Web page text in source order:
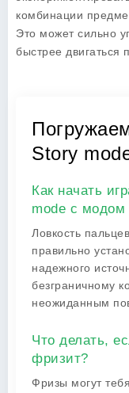
комбинации
Это может сильно
быстрее двигаться
Story
Как начать
mode с модом
Ловкость
правильно
надежного
безграничному
неожиданным
Что делать,
фризит?
Фризы могут